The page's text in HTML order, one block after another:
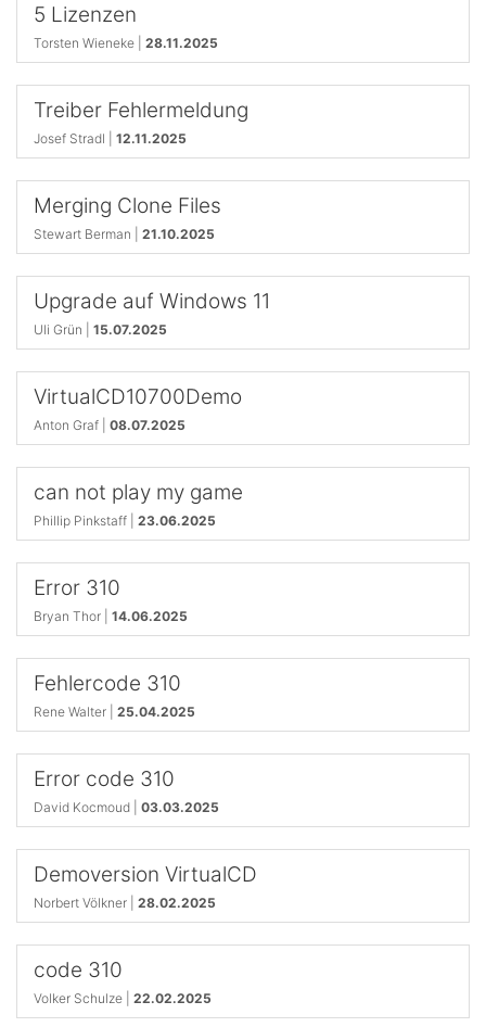
5 Lizenzen
Torsten Wieneke | 28.11.2025
Treiber Fehlermeldung
Josef Stradl | 12.11.2025
Merging Clone Files
Stewart Berman | 21.10.2025
Upgrade auf Windows 11
Uli Grün | 15.07.2025
VirtualCD10700Demo
Anton Graf | 08.07.2025
can not play my game
Phillip Pinkstaff | 23.06.2025
Error 310
Bryan Thor | 14.06.2025
Fehlercode 310
Rene Walter | 25.04.2025
Error code 310
David Kocmoud | 03.03.2025
Demoversion VirtualCD
Norbert Völkner | 28.02.2025
code 310
Volker Schulze | 22.02.2025